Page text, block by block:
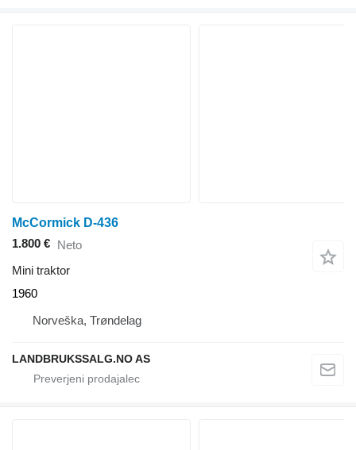
McCormick D-436
1.800 € Neto
Mini traktor
1960
Norveška, Trøndelag
LANDBRUKSSALG.NO AS